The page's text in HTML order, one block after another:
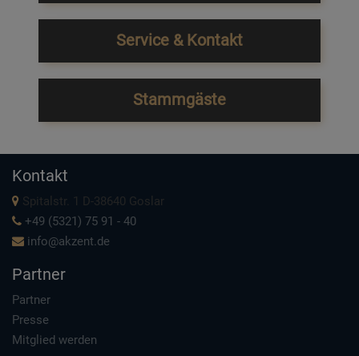
Service & Kontakt
Stammgäste
Kontakt
Spitalstr. 1 D-38640 Goslar
+49 (5321) 75 91 - 40
info@akzent.de
Partner
Partner
Presse
Mitglied werden